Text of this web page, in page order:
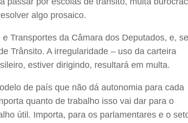
algo prosaico.
Transportes da Câmara dos Deputados, e, se
Trânsito. A irregularidade – uso da carteira
estiver dirigindo, resultará em multa.
de país que não dá autonomia para cada
quanto de trabalho isso vai dar para o
útil. Importa, para os parlamentares e o